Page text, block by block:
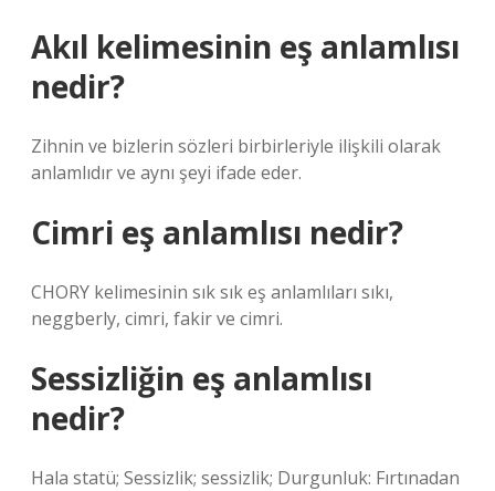
Akıl kelimesinin eş anlamlısı
nedir?
Zihnin ve bizlerin sözleri birbirleriyle ilişkili olarak
anlamlıdır ve aynı şeyi ifade eder.
Cimri eş anlamlısı nedir?
CHORY kelimesinin sık sık eş anlamlıları sıkı,
neggberly, cimri, fakir ve cimri.
Sessizliğin eş anlamlısı
nedir?
Hala statü; Sessizlik; sessizlik; Durgunluk: Fırtınadan